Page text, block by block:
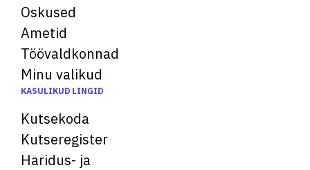
Oskused
Ametid
Töövaldkonnad
Minu valikud
KASULIKUD LINGID
Kutsekoda
Kutseregister
Haridus- ja